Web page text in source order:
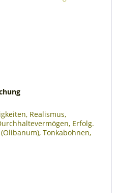
Realismus,
Erfolg.
Tonkabohnen,